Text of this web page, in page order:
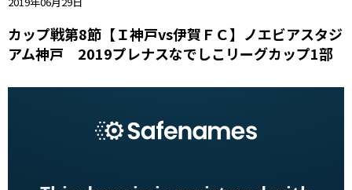
カップ戦第8節【Ｉ神戸vs伊賀ＦＣ】ノエビアスタジ
アム神戸 2019プレナスなでしこリーグカップ1部